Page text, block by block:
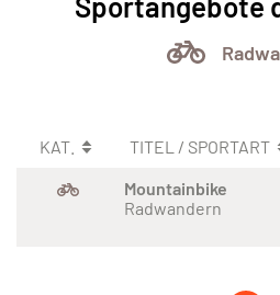
KAT. TITEL / SPORTART
Mountainbike
Radwandern